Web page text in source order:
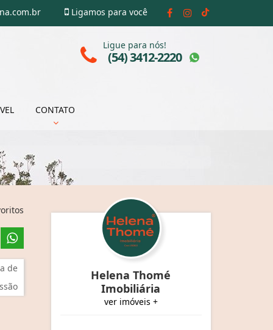
Ligamos para você
CONTATO
Ligue para nós!
(54) 3412-2220
de
Helena Thomé
Imobiliária
ver imóveis +